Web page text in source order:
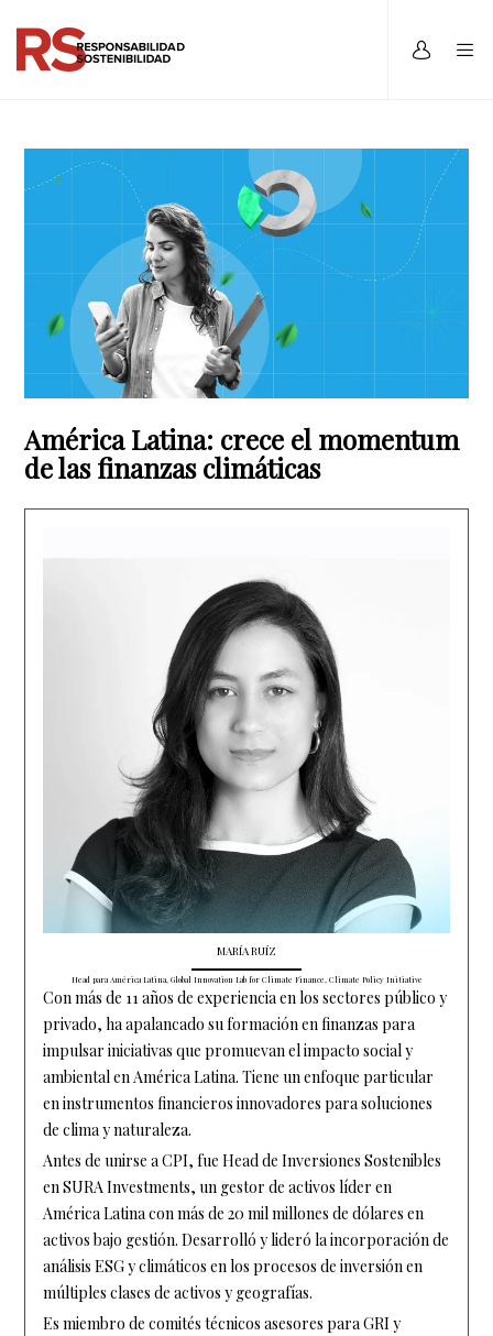
América Latina: crece el momentum
de las finanzas climáticas
MARÍA RUÍZ
Head para América Latina, Global Innovation Lab for Climate Finance, Climate Policy Initiative
Con más de 11 años de experiencia en los sectores público y
privado, ha apalancado su formación en finanzas para
impulsar iniciativas que promuevan el impacto social y
ambiental en América Latina. Tiene un enfoque particular
en instrumentos financieros innovadores para soluciones
de clima y naturaleza.
Antes de unirse a CPI, fue Head de Inversiones Sostenibles
en SURA Investments, un gestor de activos líder en
América Latina con más de 20 mil millones de dólares en
activos bajo gestión. Desarrolló y lideró la incorporación de
análisis ESG y climáticos en los procesos de inversión en
múltiples clases de activos y geografías.
Es miembro de comités técnicos asesores para GRI y